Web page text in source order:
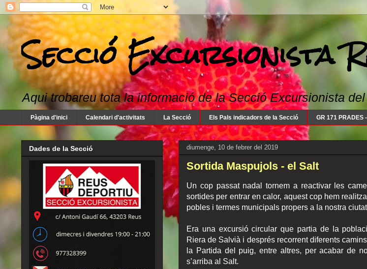
Secció Excursionista
Aqui trobareu tota la informació de la Secció Excursionista
Pàgina d'inici Calendari d'activitats La Secció Els Pals indicadors de la Secció GR 171 PRADES
diumenge, 10 de febrer del 2019
Sortida Maspujols - el Salt
Un cop passat nadal tornem a reactivar les
sortides per entrar en calor, aquest cop hem
pobles i termes municipals propers a la nostra
Era una excursió circular que partia de la
Riera de Salvià i després recorrent diferents
la Partida del puig, entre altres, per acabar de
s’arriba al Salt.
Dades de la Secció